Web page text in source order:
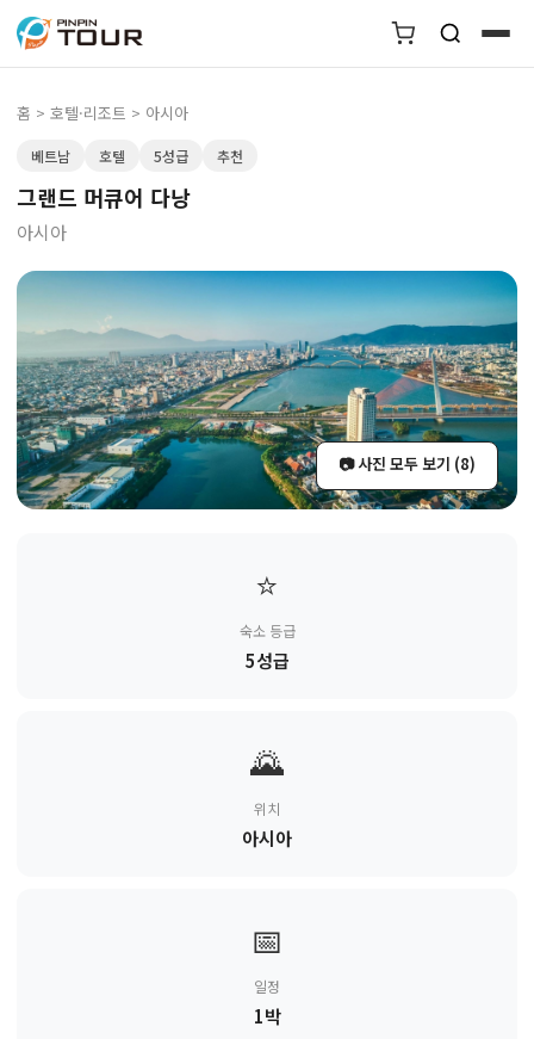
홈 > 호텔·리조트 > 아시아
베트남 호텔 5성급 추천
그랜드 머큐어 다낭
아시아
📷 사진 모두 보기 (8)
⭐
숙소 등급
5성급
🌄
위치
아시아
📅
일정
1박